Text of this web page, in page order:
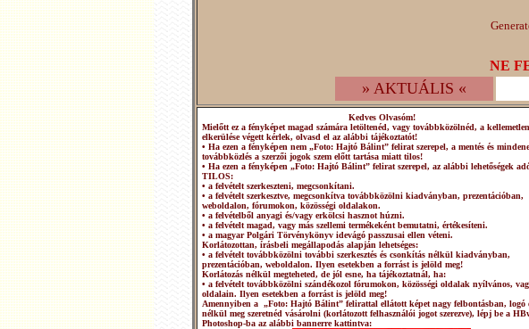
NE
» AKTUÁLIS «
Kedves Olvasóm!
Mielőtt ez a fényképet magad számára letöltenéd, vagy továbbközölnéd, a
elkerülése végett kérlek, olvasd el az alábbi tájékoztatót!
• Ha ezen a fényképen nem „Foto: Hajtó Bálint” felirat szerepel, a mentés és
továbbközlés a szerzői jogok szem előtt tartása miatt tilos!
• Ha ezen a fényképen „Foto: Hajtó Bálint” felirat szerepel, az alábbi lehetőségek
TILOS:
• a felvételt szerkeszteni, megcsonkítani.
• a felvételt szerkesztve, megcsonkítva továbbközölni kiadványban, prezentációban,
weboldalon, fórumokon, közösségi oldalakon.
• a felvételből anyagi és/vagy erkölcsi hasznot húzni.
• a felvételt magad, vagy más szellemi termékeként bemutatni, értékesíteni.
• a magyar Polgári Törvénykönyv idevágó passzusai ellen véteni.
Korlátozottan, írásbeli megállapodás alapján lehetséges:
• a felvételt továbbközölni további szerkesztés és csonkítás nélkül kiadványban,
prezentációban, weboldalon. Ilyen esetekben a forrást is jelöld meg!
Korlátozás nélkül megteheted, de jól esne, ha tájékoztatnál, ha:
• a felvételt továbbközölni szándékozol fórumokon, közösségi oldalak nyílvános,
oldalain. Ilyen esetekben a forrást is jelöld meg!
Amennyiben a „Foto: Hajtó Bálint” felirattal ellátott képet nagy felbontásban, logó
nélkül meg szeretnéd vásárolni (korlátozott felhasználói jogot szerezve), lépj be a
Photoshop-ba az alábbi bannerre kattintva: